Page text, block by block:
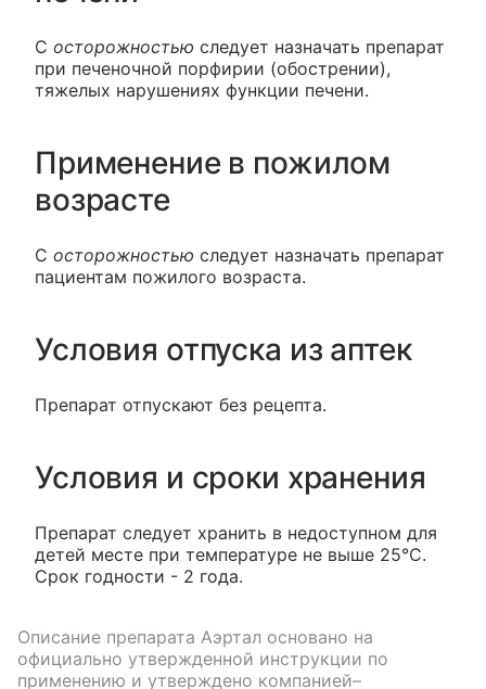
С осторожностью следует назначать препарат
при печеночной порфирии (обострении),
тяжелых нарушениях функции печени.
Применение в пожилом
возрасте
С осторожностью следует назначать препарат
пациентам пожилого возраста.
Условия отпуска из аптек
Препарат отпускают без рецепта.
Условия и сроки хранения
Препарат следует хранить в недоступном для
детей месте при температуре не выше 25°С.
Срок годности - 2 года.
Описание препарата Аэртал основано на
официально утвержденной инструкции по
применению и утверждено компанией–